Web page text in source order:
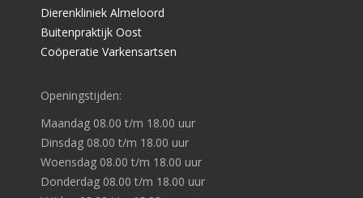
opens
in
new
opens
in
new
opens
in
new
Dierenkliniek Almeloord
Buitenpraktijk Oost
Coöperatie Varkensartsen
Openingstijden:
Maandag 08.00 t/m 18.00 uur
Dinsdag 08.00 t/m 18.00 uur
Woensdag 08.00 t/m 18.00 uur
Donderdag 08.00 t/m 18.00 uur